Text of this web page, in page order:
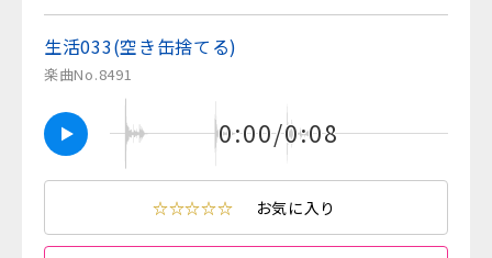
生活033(空き缶捨てる)
楽曲No.8491
0:00/0:08
☆☆☆☆☆ お気に入り